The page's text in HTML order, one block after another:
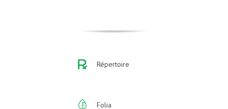
Répertoire
Folia